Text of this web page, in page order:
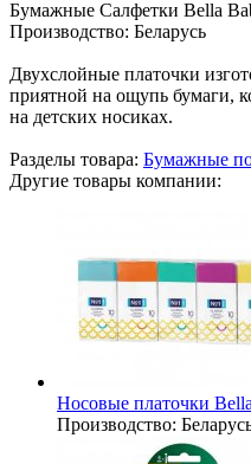
Бумажные Салфетки Bella
Производство: Беларусь
Двухслойные платочки
приятной на ощупь бумаги,
на детских носиках.
Разделы товара: Бумажные
Другие товары компании:
Носовые платочки
Производство: